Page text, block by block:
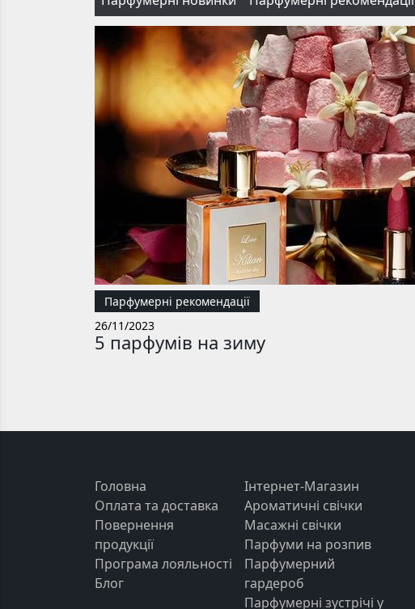
Парфумерні рекомендації
26/11/2023
5 парфумів на зиму
Головна
Оплата та доставка
Повернення
продукції
Програма лояльності
Блог
Інтернет-Магазин
Ароматичні свічки
Масажні свічки
Парфуми на розпив
Парфумерний
гардероб
Парфумерні зустрічі у